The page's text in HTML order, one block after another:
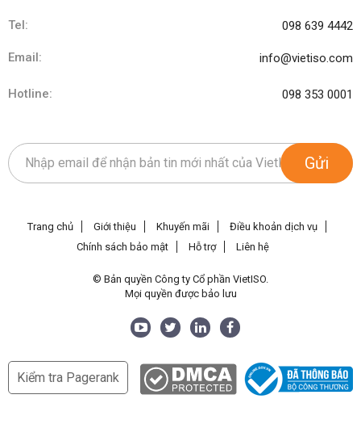
Tel: 098 639 4442
Email: info@vietiso.com
Hotline: 098 353 0001
Gửi
Trang chủ Giới thiệu Khuyến mãi
Điều khoản dịch vụ
Chính sách bảo mật
Hỗ trợ Liên hệ
© Bản quyền Công ty Cổ phần VietISO.
Mọi quyền được bảo lưu
Kiểm tra Pagerank